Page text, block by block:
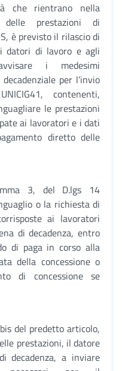
che rientrano nella
prestazioni di
è previsto il rilascio di
datori di lavoro e agli
i medesimi
per l’invio
contenenti,
le prestazioni
ai lavoratori e i dati
diretto delle
3, del D.lgs 14
o la richiesta di
ai lavoratori
di decadenza, entro
di paga in corso alla
della concessione o
di concessione se
del predetto articolo,
prestazioni, il datore
decadenza, a inviare